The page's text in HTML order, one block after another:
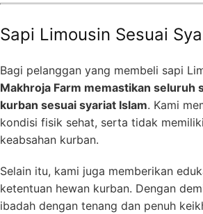
Sapi Limousin Sesuai
Bagi pelanggan yang membeli sapi
Makhroja Farm memastikan seluruh
kurban sesuai syariat Islam. Kami
kondisi fisik sehat, serta tidak
keabsahan kurban.
Selain itu, kami juga memberikan
ketentuan hewan kurban. Dengan
ibadah dengan tenang dan penuh